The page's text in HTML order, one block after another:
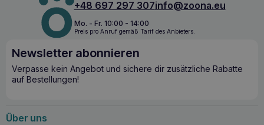
+48 697 297 307info@zoona.eu
Mo. - Fr. 10:00 - 14:00
Preis pro Anruf gemäß Tarif des Anbieters.
Newsletter abonnieren
Verpasse kein Angebot und sichere dir zusätzliche Rabatte
auf Bestellungen!
Über uns